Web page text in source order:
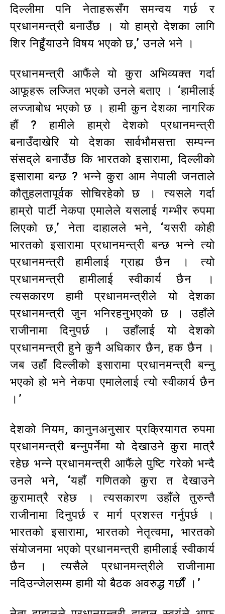
दिल्लीमा पनि नेताहरूसँग समन्वय गर्छ र
प्रधानमन्त्री बनाउँछ । यो हाम्रो देशका लागि
शिर निहुँर्‍याउने विषय भएको छ‚’ उनले भने ।
प्रधानमन्त्री आफैंले यो कुरा अभिव्यक्त गर्दा
आफूहरू लज्जित भएको उनले बताए । ‘हामीलाई
लज्जाबोध भएको छ । हामी कुन देशका नागरिक
हौं ? हामीले हाम्रो देशको प्रधानमन्त्री
बनाउँदाखेरि यो देशका सार्वभौमसत्ता सम्पन्न
संसद्‌ले बनाउँछ कि भारतको इसारामा, दिल्लीको
इसारामा बन्छ ? भन्ने कुरा आम नेपाली जनताले
कौतुहलतापूर्वक सोचिरहेको छ । त्यसले गर्दा
हाम्रो पार्टी नेकपा एमालेले यसलाई गम्भीर रुपमा
लिएको छ‚’ नेता दाहालले भने‚ ‘यसरी कोही
भारतको इसारामा प्रधानमन्त्री बन्छ भन्ने त्यो
प्रधानमन्त्री हामीलाई ग्राह्य छैन । त्यो
प्रधानमन्त्री हामीलाई स्वीकार्य छैन ।
त्यसकारण हामी प्रधानमन्त्रीले यो देशका
प्रधानमन्त्री जुन भनिरहनुभएको छ । उहाँले
राजीनामा दिनुपर्छ । उहाँलाई यो देशको
प्रधानमन्त्री हुने कुनै अधिकार छैन‚ हक छैन ।
जब उहाँ दिल्लीको इसारामा प्रधानमन्त्री बन्नु
भएको हो भने नेकपा एमालेलाई त्यो स्वीकार्य छैन
।’
देशको नियम‚ कानुनअनुसार प्रक्रियागत रुपमा
प्रधानमन्त्री बन्नुपर्नेमा यो देखाउने कुरा मात्रै
रहेछ भन्ने प्रधानमन्त्री आफैंले पुष्टि गरेको भन्दै
उनले भने‚ ‘यहाँ गणितको कुरा त देखाउने
कुरामात्रै रहेछ । त्यसकारण उहाँले तुरुन्तै
राजीनामा दिनुपर्छ र मार्ग प्रशस्त गर्नुपर्छ ।
भारतको इसारामा, भारतको नेतृत्वमा, भारतको
संयोजनमा भएको प्रधानमन्त्री हामीलाई स्वीकार्य
छैन । त्यसैले प्रधानमन्त्रीले राजीनामा
नदिउन्जेलसम्म हामी यो बैठक अवरुद्ध गर्छौं ।’